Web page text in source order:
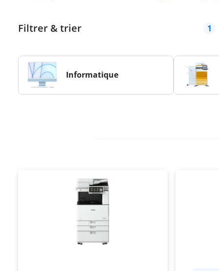
Filtrer & trier 1
Informatique